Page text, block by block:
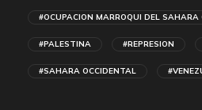
#OCUPACION MARROQUI DEL SAHARA
#PALESTINA #REPRESION
#SAHARA OCCIDENTAL